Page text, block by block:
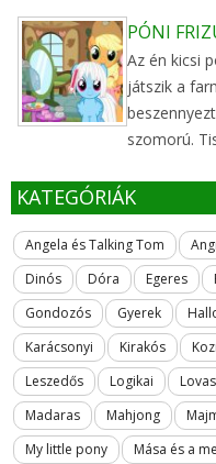
PÓNI
Az én kicsi
játszik a
szomorú.
KATEGÓRIÁK
Angela és Talking Tom
Dinós
Dóra Egeres
Gondozós
Gyerek
Karácsonyi
Kirakós
Leszedős
Logikai Lovas
Madaras
Mahjong
My little pony
Mása és a